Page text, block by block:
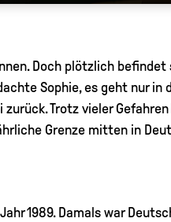
Doch plötzlich
Sophie, es geht nur in
Trotz vieler
Grenze mitten in
1989. Damals war